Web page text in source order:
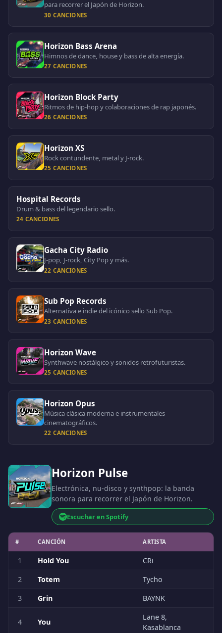
para recorrer el Japón de Horizon.
30 CANCIONES
Horizon Bass Arena
Himnos de dance, house y bass de alta energía.
27 CANCIONES
Horizon Block Party
Ritmos de hip-hop y colaboraciones de rap japonés.
26 CANCIONES
Horizon XS
Rock contundente, metal y J-rock.
25 CANCIONES
Hospital Records
Drum & bass del legendario sello.
24 CANCIONES
Gacha City Radio
J-pop, J-rock, City Pop y más.
22 CANCIONES
Sub Pop Records
Alternativa e indie del icónico sello Sub Pop.
23 CANCIONES
Horizon Wave
Synthwave nostálgico y sonidos retrofuturistas.
25 CANCIONES
Horizon Opus
Música clásica moderna e instrumentales
cinematográficos.
22 CANCIONES
Horizon Pulse
Electrónica, nu-disco y synthpop: la banda
sonora para recorrer el Japón de Horizon.
Escuchar en Spotify
# CANCIÓN ARTISTA
1 Hold You
CRi
2
Totem
Tycho
3
Grin BAYNK
4 You
Lane 8,
Kasablanca